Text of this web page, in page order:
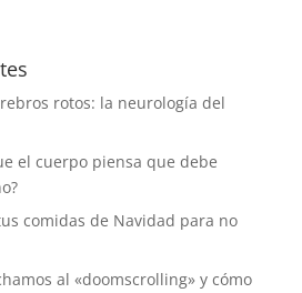
rotos: la neurología del
el cuerpo piensa que debe
comidas de Navidad para no
al «doomscrolling» y cómo